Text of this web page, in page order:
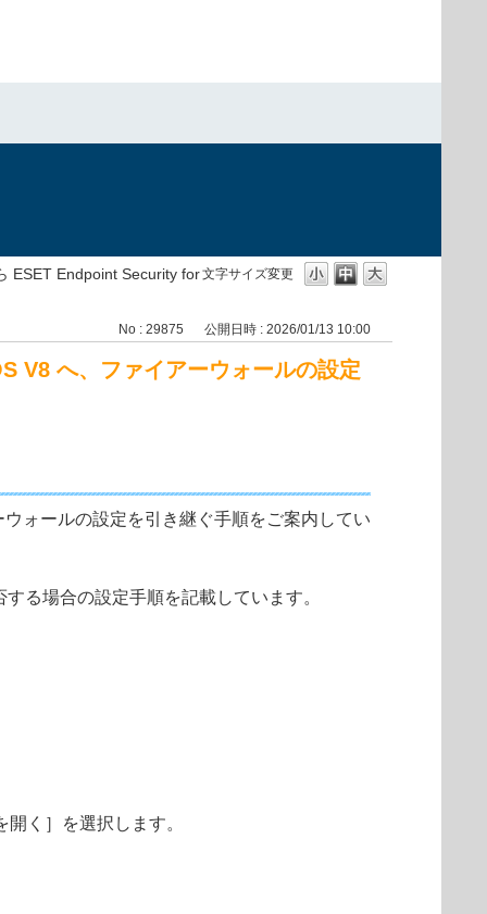
文字サイズ変更
ESET Endpoint Security for
No : 29875 公開日時 : 2026/01/13 10:00
へ、ファイアーウォールの設定
ォールの設定を引き継ぐ手順をご案内してい
る場合の設定手順を記載しています。
く］を選択します。